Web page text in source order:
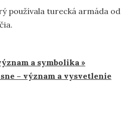
používala turecká armáda od
a symbolika »
– význam a vysvetlenie